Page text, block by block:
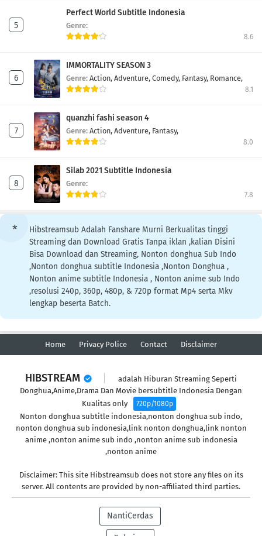
Perfect World Subtitle Indonesia
Genre:
8.6
IMMORTALITY SEASON 3
Genre: Action, Adventure, Comedy, Fantasy, Romance,
8.1
quanzhi fashi season 4
Genre: Action, Adventure, Fantasy,
8.0
Silab 2021 Subtitle Indonesia
Genre:
7.8
Hibstreamsub Adalah Fanshare Murni Berkualitas tinggi
Streaming dan Download Gratis Tanpa iklan ,kalian Disini
Bisa Download dan Streaming, Nonton donghua Sub Indo
,Nonton donghua subtitle Indonesia ,Nonton Donghua ,
Nonton anime subtitle Indonesia , Nonton anime sub Indo
,resolusi 240p, 360p, 480p, & 720p format Mp4 serta Mkv
lengkap beserta Batch.
Home Privacy Police Contact Disclaimer
HIBSTREAM
adalah Hiburan Streaming Seperti
Donghua,Anime,Drama Dan Movie bersubtitle Indonesia Dengan
Kualitas only
720p/1080p
Nonton donghua subtitle indonesia,nonton donghua sub indo,
nonton donghua sub indonesia,link nonton donghua,link nonton
anime ,nonton anime sub indo ,nonton anime sub indonesia
,nonton anime
Disclaimer: This site Hibstreamsub does not store any files on its
server. All contents are provided by non-affiliated third parties.
NantiCerdas